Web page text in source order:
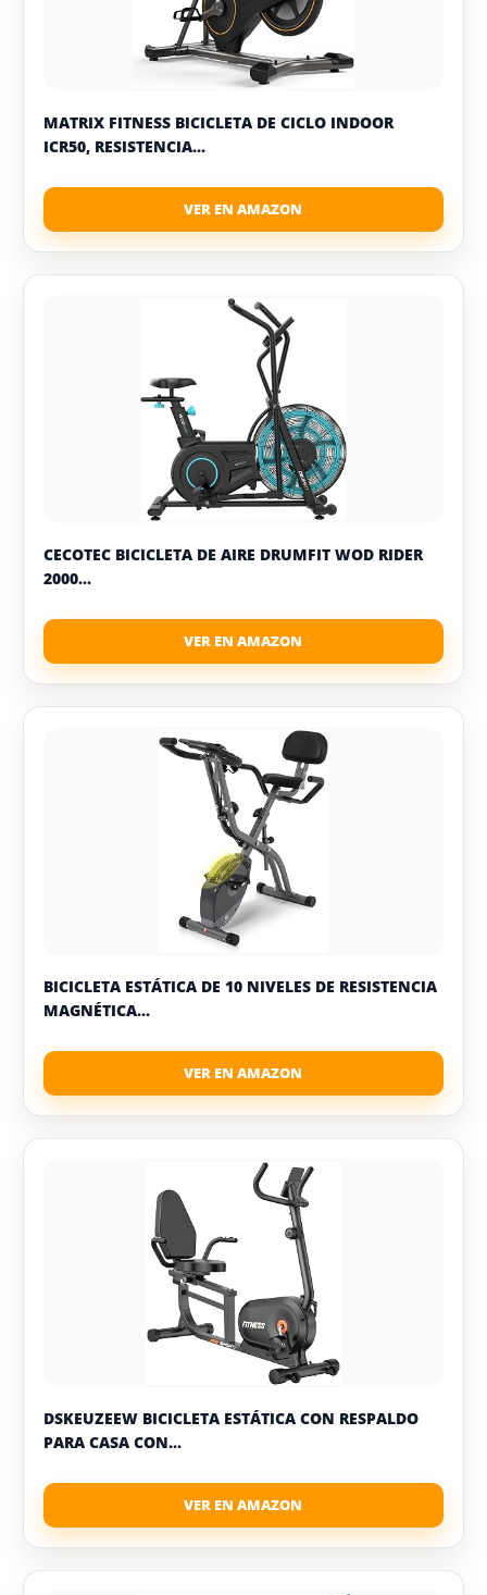
MATRIX FITNESS BICICLETA DE CICLO INDOOR
ICR50, RESISTENCIA...
CECOTEC BICICLETA DE AIRE DRUMFIT WOD RIDER
2000...
BICICLETA ESTÁTICA DE 10 NIVELES DE RESISTENCIA
MAGNÉTICA...
DSKEUZEEW BICICLETA ESTÁTICA CON RESPALDO
PARA CASA CON...